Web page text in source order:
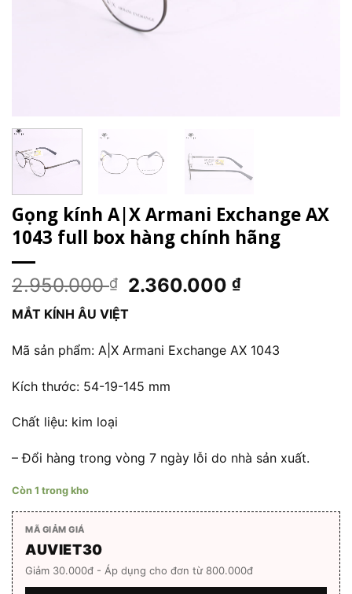
Gọng kính A|X Armani Exchange AX
1043 full box hàng chính hãng
2.950.000₫
Giá
gốc
2.950.000 ₫.
2.360.000₫Giá
là:
2.360.000
MẮT KÍNH ÂU VIỆT
Mã sản phẩm: A|X Armani Exchange AX 1043
Kích thước: 54-19-145 mm
Chất liệu: kim loại
– Đổi hàng trong vòng 7 ngày lỗi do nhà sản xuất.
Còn 1 trong kho
MÃ GIẢM GIÁ
AUVIET30
Giảm 30.000đ - Áp dụng cho đơn từ 800.000đ